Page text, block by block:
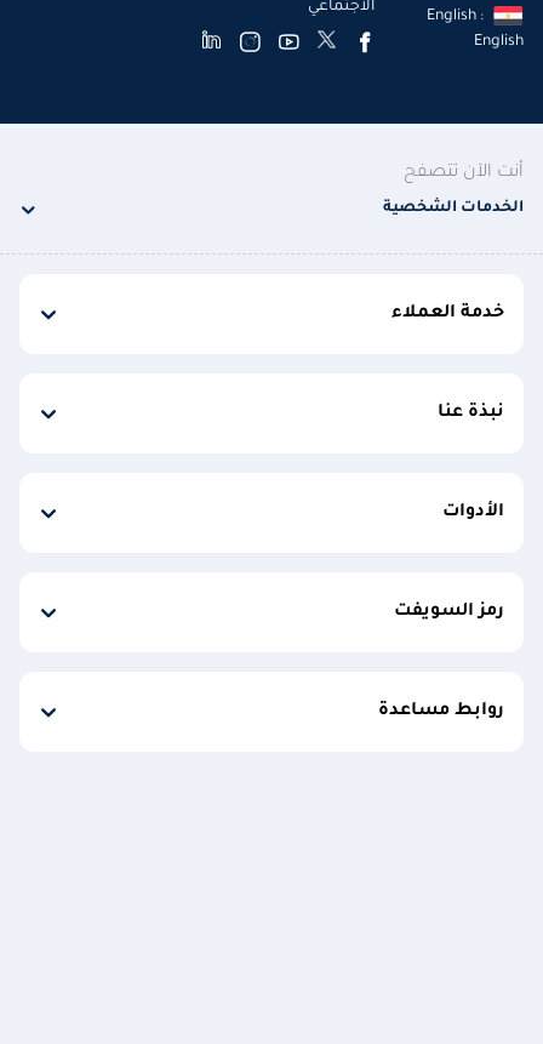
English :
English
الاجتماعي
أنت الآن تتصفح
الخدمات الشخصية
خدمة العملاء
نبذة عنا
الأدوات
رمز السويفت
روابط مساعدة